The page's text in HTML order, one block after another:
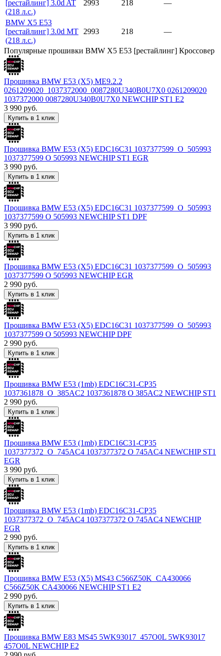
[рестайлинг] 3.0d AT
(218 л.с.)
2993 218 —
BMW X5 E53
[рестайлинг] 3.0d MT
(218 л.с.)
2993 218 —
Популярные прошивки BMW X5 E53 [рестайлинг] Кроссовер
Прошивка BMW E53 (X5) ME9.2.2
0261209020_1037372000_0087280U340B0U7X0 0261209020
1037372000 0087280U340B0U7X0 NEWCHIP ST1 E2
3 990 руб.
Купить в 1 клик
Прошивка BMW E53 (X5) EDC16C31 1037377599_O_505993
1037377599 O 505993 NEWCHIP ST1 EGR
3 990 руб.
Купить в 1 клик
Прошивка BMW E53 (X5) EDC16C31 1037377599_O_505993
1037377599 O 505993 NEWCHIP ST1 DPF
3 990 руб.
Купить в 1 клик
Прошивка BMW E53 (X5) EDC16C31 1037377599_O_505993
1037377599 O 505993 NEWCHIP EGR
2 990 руб.
Купить в 1 клик
Прошивка BMW E53 (X5) EDC16C31 1037377599_O_505993
1037377599 O 505993 NEWCHIP DPF
2 990 руб.
Купить в 1 клик
Прошивка BMW E53 (1mb) EDC16C31-CP35
1037361878_O_385AC2 1037361878 O 385AC2 NEWCHIP ST1
2 990 руб.
Купить в 1 клик
Прошивка BMW E53 (1mb) EDC16C31-CP35
1037377372_O_745AC4 1037377372 O 745AC4 NEWCHIP ST1
EGR
3 990 руб.
Купить в 1 клик
Прошивка BMW E53 (1mb) EDC16C31-CP35
1037377372_O_745AC4 1037377372 O 745AC4 NEWCHIP
EGR
2 990 руб.
Купить в 1 клик
Прошивка BMW E53 (X5) MS43 C566Z50K_CA430066
C566Z50K CA430066 NEWCHIP ST1 E2
2 990 руб.
Купить в 1 клик
Прошивка BMW E83 MS45 5WK93017_457O0L 5WK93017
457O0L NEWCHIP E2